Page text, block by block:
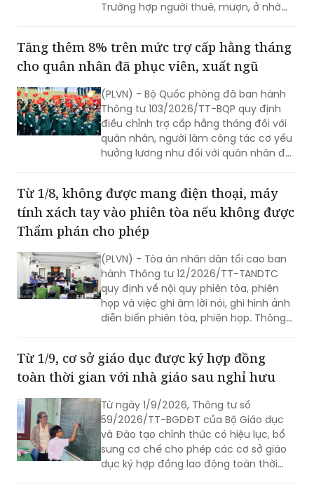
Trường hợp người thuê, mượn, ở nhờ
thông báo cho cơ quan đăng ký cư trú.
Tăng thêm 8% trên mức trợ cấp hằng tháng
cho quân nhân đã phục viên, xuất ngũ
(PLVN) - Bộ Quốc phòng đã ban hành
Thông tư 103/2026/TT-BQP quy định
điều chỉnh trợ cấp hằng tháng đối với
quân nhân, người làm công tác cơ yếu
hưởng lương như đối với quân nhân đã
Từ 1/8, không được mang điện thoại, máy
tính xách tay vào phiên tòa nếu không được
Thẩm phán cho phép
(PLVN) - Tòa án nhân dân tối cao ban
hành Thông tư 12/2026/TT-TANDTC
quy định về nội quy phiên tòa, phiên
họp và việc ghi âm lời nói, ghi hình ảnh
diễn biến phiên tòa, phiên họp. Thông
Từ 1/9, cơ sở giáo dục được ký hợp đồng
toàn thời gian với nhà giáo sau nghỉ hưu
Từ ngày 1/9/2026, Thông tư số
59/2026/TT-BGDĐT của Bộ Giáo dục
và Đào tạo chính thức có hiệu lực, bổ
sung cơ chế cho phép các cơ sở giáo
dục ký hợp đồng lao động toàn thời